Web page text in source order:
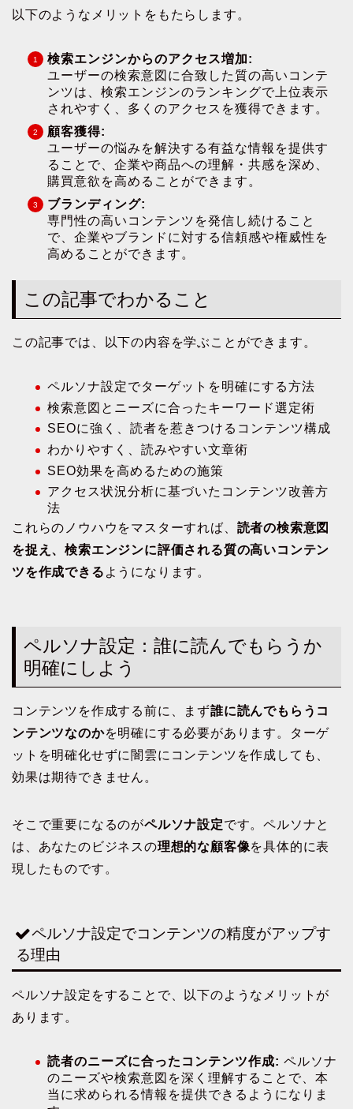
以下のようなメリットをもたらします。
検索エンジンからのアクセス増加:
ユーザーの検索意図に合致した質の高いコンテ
ンツは、検索エンジンのランキングで上位表示
されやすく、多くのアクセスを獲得できます。
顧客獲得:
ユーザーの悩みを解決する有益な情報を提供す
ることで、企業や商品への理解・共感を深め、
購買意欲を高めることができます。
ブランディング:
専門性の高いコンテンツを発信し続けること
で、企業やブランドに対する信頼感や権威性を
高めることができます。
この記事でわかること
この記事では、以下の内容を学ぶことができます。
ペルソナ設定でターゲットを明確にする方法
検索意図とニーズに合ったキーワード選定術
SEOに強く、読者を惹きつけるコンテンツ構成
わかりやすく、読みやすい文章術
SEO効果を高めるための施策
アクセス状況分析に基づいたコンテンツ改善方
法
これらのノウハウをマスターすれば、 読者の検索意図
を捉え、検索エンジンに評価される質の高いコンテン
ツを作成できる ようになります。
ペルソナ設定：誰に読んでもらうか
明確にしよう
コンテンツを作成する前に、まず誰に読んでもらうコ
ンテンツなのかを明確にする必要があります。ターゲ
ットを明確化せずに闇雲にコンテンツを作成しても、
効果は期待できません。
そこで重要になるのがペルソナ設定です。ペルソナと
は、あなたのビジネスの理想的な顧客像を具体的に表
現したものです。
ペルソナ設定でコンテンツの精度がアップす
る理由
ペルソナ設定をすることで、以下のようなメリットが
あります。
読者のニーズに合ったコンテンツ作成: ペルソナ
のニーズや検索意図を深く理解することで、本
当に求められる情報を提供できるようになりま